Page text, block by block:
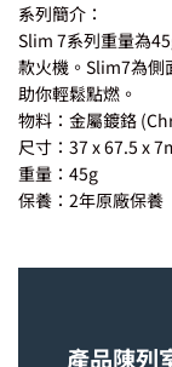
系列簡介：
Slim 7系列重量為
款火機。Slim7為側
助你輕鬆點燃。
物料：金屬鍍鉻
尺寸：37 x 67.5 x
重量：45g
保養：2年原廠保養
產品陳列